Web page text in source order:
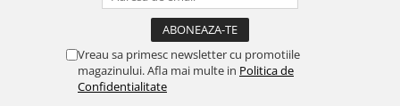
Vreau sa primesc newsletter cu promotiile
magazinului. Afla mai multe in Politica de
Confidentialitate